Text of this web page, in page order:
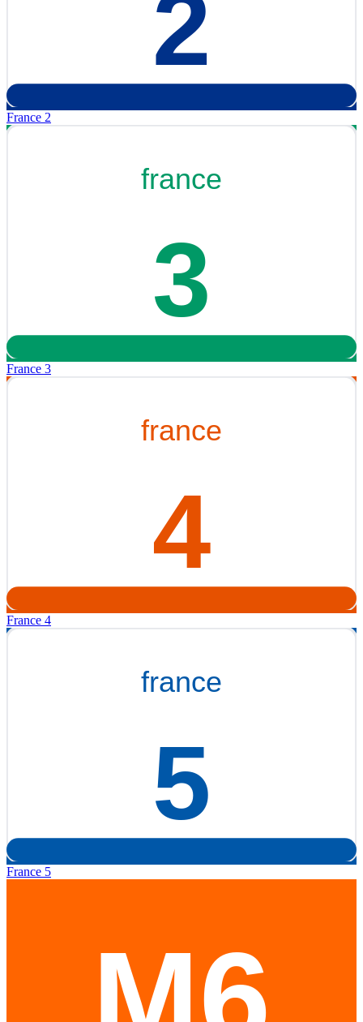
France 2
France 3
France 4
France 5